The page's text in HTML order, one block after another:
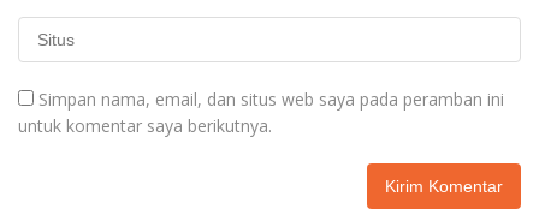
Simpan nama, email, dan situs web saya pada peramban ini
untuk komentar saya berikutnya.